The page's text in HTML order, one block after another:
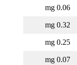
0.06 mg
0.32 mg
0.25 mg
0.07 mg